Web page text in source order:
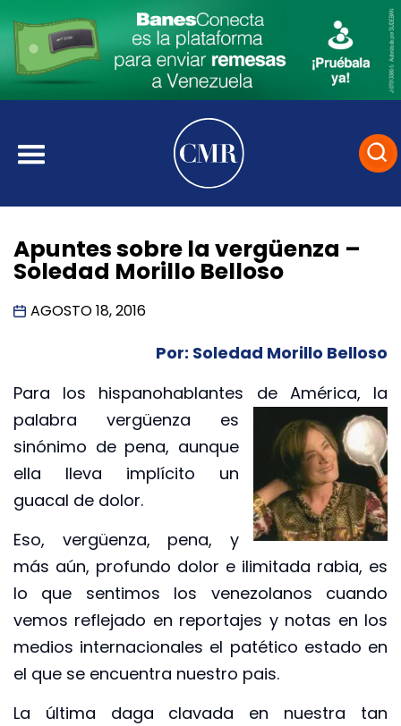
Apuntes sobre la vergüenza –
Soledad Morillo Belloso
AGOSTO 18, 2016
Por: Soledad Morillo Belloso
Para los hispanohablantes de América, la
palabra vergüenza es
sinónimo de pena, aunque
ella lleva implícito un
guacal de dolor.
Eso, vergüenza, pena, y
más aún, profundo dolor e ilimitada rabia, es
lo que sentimos los venezolanos cuando
vemos reflejado en reportajes y notas en los
medios internacionales el patético estado en
el que se encuentra nuestro pais.
La última daga clavada en nuestra tan